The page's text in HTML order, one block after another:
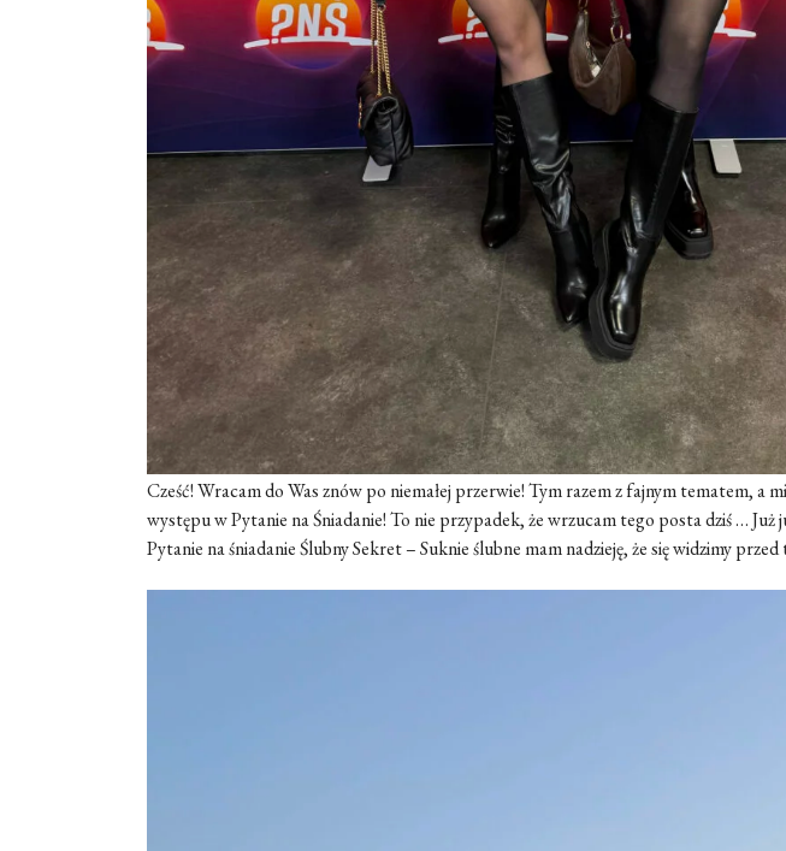
Cześć! Wracam do Was znów po niemałej przerwie! Tym razem z fajnym tematem, a
występu w Pytanie na Śniadanie! To nie przypadek, że wrzucam tego posta dziś … Już
Pytanie na śniadanie Ślubny Sekret – Suknie ślubne mam nadzieję, że się widzimy